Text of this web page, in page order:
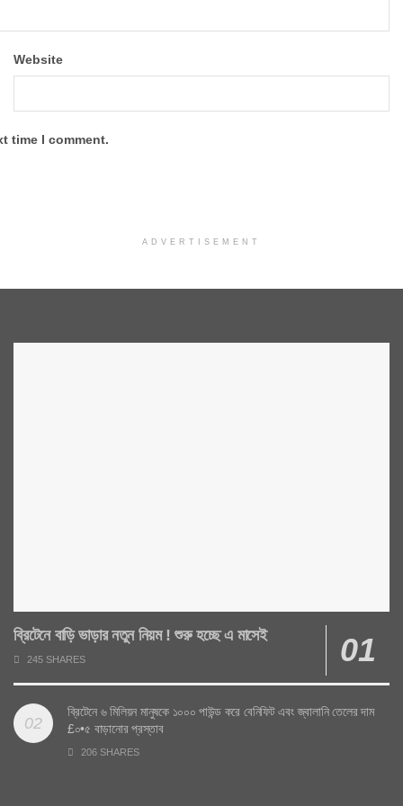
Website
time I comment.
ADVERTISEMENT
ব্রিটেনে বাড়ি ভাড়ার নতুন নিয়ম ! শুরু হচ্ছে এ মাসেই
245 SHARES
ব্রিটেনে ৬ মিলিয়ন মানুষকে ১০০০ পাউন্ড করে বেনিফিট এবং জ্বালানি তেলের দাম
£০•৫ বাড়ানোর প্রস্তাব
206 SHARES